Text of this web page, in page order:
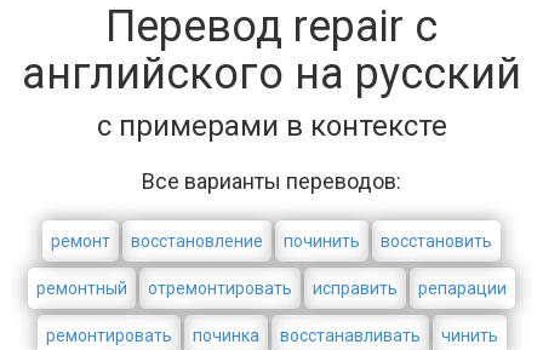
Перевод repair с
английского на русский
с примерами в контексте
Все варианты переводов:
ремонт восстановление починить восстановить
ремонтный отремонтировать исправить репарации
ремонтировать починка восстанавливать чинить